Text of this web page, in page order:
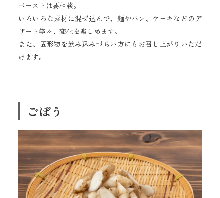
ペーストは要相談。
いろいろな素材に混ぜ込んで、麺やパン、ケーキなどのデ
ザート等々、変化を楽しめます。
また、固形物を飲み込みづらい方にもお召し上がりいただ
けます。
ごぼう